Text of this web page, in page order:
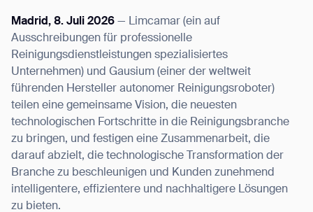
Madrid, 8. Juli 2026 — Limcamar (ein auf
Ausschreibungen für professionelle
Reinigungsdienstleistungen spezialisiertes
Unternehmen) und Gausium (einer der weltweit
führenden Hersteller autonomer Reinigungsroboter)
teilen eine gemeinsame Vision, die neuesten
technologischen Fortschritte in die Reinigungsbranche
zu bringen, und festigen eine Zusammenarbeit, die
darauf abzielt, die technologische Transformation der
Branche zu beschleunigen und Kunden zunehmend
intelligentere, effizientere und nachhaltigere Lösungen
zu bieten.
can unsubscribe at any time.